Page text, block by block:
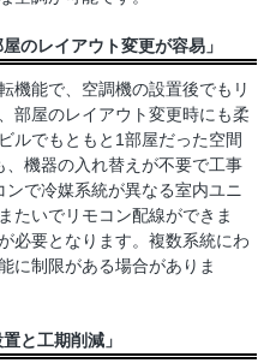
のレイアウト変更が容易」
機能で、空調機の設置後でもリ
部屋のレイアウト変更時にも柔
ルでもともと1部屋だった空間
機器の入れ替えが不要で工事
で冷媒系統が異なる室内ユニ
たいでリモコン配線ができま
必要となります。複数系統にわ
に制限がある場合がありま
と工期削減」